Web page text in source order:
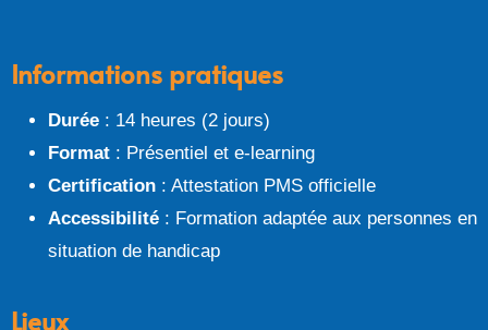
Informations pratiques
Durée : 14 heures (2 jours)
Format : Présentiel et e-learning
Certification : Attestation PMS officielle
Accessibilité : Formation adaptée aux personnes en
situation de handicap
Lieux